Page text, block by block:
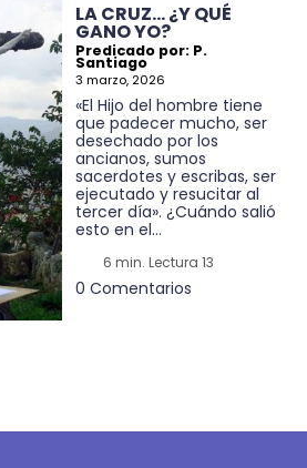
LA CRUZ… ¿Y QUÉ
GANO YO?
Predicado por: P.
Santiago
3 marzo, 2026
«El Hijo del hombre tiene
que padecer mucho, ser
desechado por los
ancianos, sumos
sacerdotes y escribas, ser
ejecutado y resucitar al
tercer día». ¿Cuándo salió
esto en el...
6 min. Lectura 13
0 Comentarios